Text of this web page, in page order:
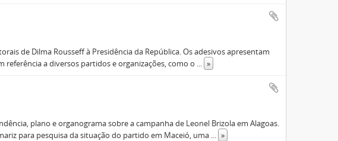
de Dilma Rousseff à Presidência da República. Os adesivos apresentam
a diversos partidos e organizações, como o ... »
plano e organograma sobre a campanha de Leonel Brizola em Alagoas.
para pesquisa da situação do partido em Maceió, uma ... »